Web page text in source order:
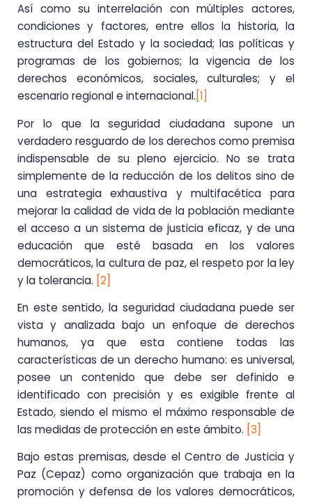
Así como su interrelación con múltiples actores,
condiciones y factores, entre ellos la historia, la
estructura del Estado y la sociedad; las políticas y
programas de los gobiernos; la vigencia de los
derechos económicos, sociales, culturales; y el
escenario regional e internacional. [1]
Por lo que la seguridad ciudadana supone un
verdadero resguardo de los derechos como premisa
indispensable de su pleno ejercicio. No se trata
simplemente de la reducción de los delitos sino de
una estrategia exhaustiva y multifacética para
mejorar la calidad de vida de la población mediante
el acceso a un sistema de justicia eficaz, y de una
educación que esté basada en los valores
democráticos, la cultura de paz, el respeto por la ley
y la tolerancia. [2]
En este sentido, la seguridad ciudadana puede ser
vista y analizada bajo un enfoque de derechos
humanos, ya que esta contiene todas las
características de un derecho humano: es universal,
posee un contenido que debe ser definido e
identificado con precisión y es exigible frente al
Estado, siendo el mismo el máximo responsable de
las medidas de protección en este ámbito. [3]
Bajo estas premisas, desde el Centro de Justicia y
Paz (Cepaz) como organización que trabaja en la
promoción y defensa de los valores democráticos,